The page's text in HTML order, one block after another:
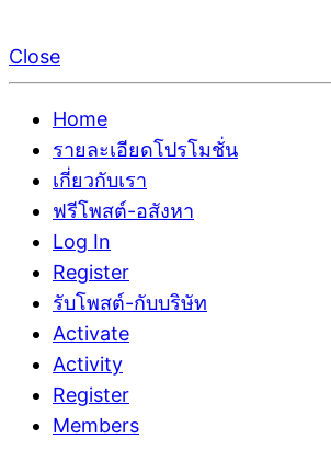
Close
Home
รายละเอียดโปรโมชั่น
เกี่ยวกับเรา
ฟรีโพสต์-อสังหา
Log In
Register
รับโพสต์-กับบริษัท
Activate
Activity
Register
Members